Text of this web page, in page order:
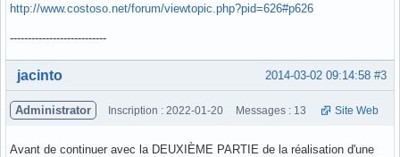
http://www.costoso.net/forum/viewtopic.php?pid=626#p626
---------------------------
Hors ligne #3
2014-03-02 09:14:58
jacinto
Administrator Inscription : 2022-01-20 Messages : 13 Site Web
Avant de continuer avec la DEUXIÈME PARTIE de la réalisation d'une